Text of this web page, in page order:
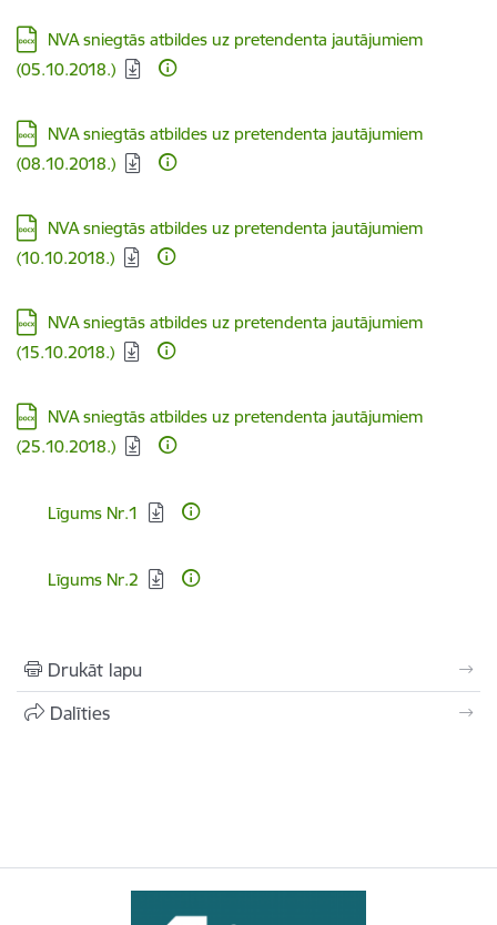
Lejupielādēt:
NVA sniegtās atbildes uz pretendenta jautājumiem
(05.10.2018.)
Lejupielādēt:
NVA sniegtās atbildes uz pretendenta jautājumiem
(08.10.2018.)
Lejupielādēt:
NVA sniegtās atbildes uz pretendenta jautājumiem
(10.10.2018.)
Lejupielādēt:
NVA sniegtās atbildes uz pretendenta jautājumiem
(15.10.2018.)
Lejupielādēt:
NVA sniegtās atbildes uz pretendenta jautājumiem
(25.10.2018.)
Lejupielādēt:
Līgums Nr.1
Lejupielādēt:
Līgums Nr.2
Drukāt lapu
Dalīties